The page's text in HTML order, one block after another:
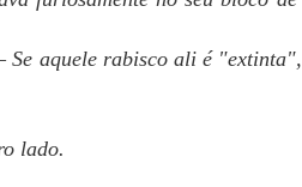
aquele rabisco ali é "extinta",
lado.
de espera com a
claro, trabalhando no
privativo com a
dizer bom dia.